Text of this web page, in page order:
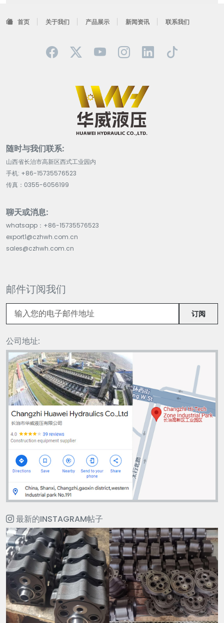
首页 关于我们 产品展示 新闻资讯 联系我们
随时与我们联系:
山西省长治市高新区西式工业园内
手机: +86-15735576523
传真：0355-6056199
聊天或消息:
whatsapp：+86-15735576523
export1@czhwh.com.cn
sales@czhwh.com.cn
邮件订阅我们
订阅
公司地址:
最新的INSTAGRAM帖子